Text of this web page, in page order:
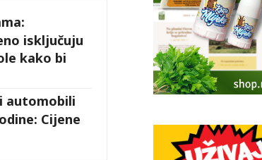
isključuju
kako bi
automobili
Cijene